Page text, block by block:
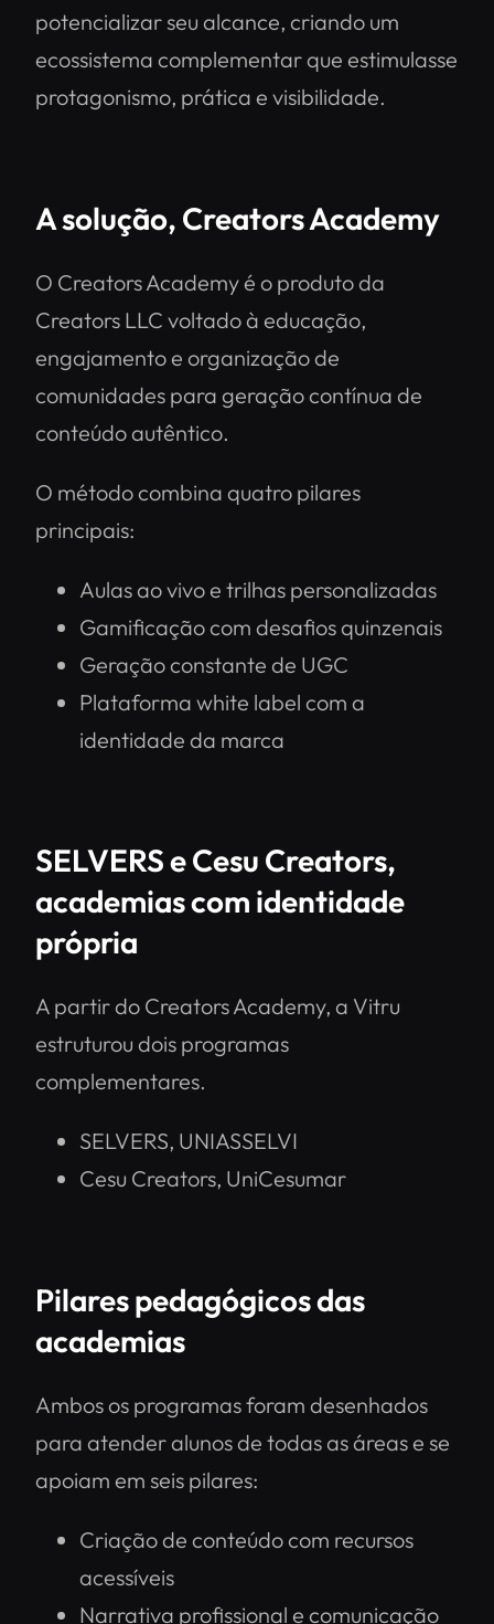
potencializar seu alcance, criando um
ecossistema complementar que estimulasse
protagonismo, prática e visibilidade.
A solução, Creators Academy
O Creators Academy é o produto da
Creators LLC voltado à educação,
engajamento e organização de
comunidades para geração contínua de
conteúdo autêntico.
O método combina quatro pilares
principais:
Aulas ao vivo e trilhas personalizadas
Gamificação com desafios quinzenais
Geração constante de UGC
Plataforma white label com a
identidade da marca
SELVERS e Cesu Creators,
academias com identidade
própria
A partir do Creators Academy, a Vitru
estruturou dois programas
complementares.
SELVERS, UNIASSELVI
Cesu Creators, UniCesumar
Pilares pedagógicos das
academias
Ambos os programas foram desenhados
para atender alunos de todas as áreas e se
apoiam em seis pilares:
Criação de conteúdo com recursos
acessíveis
Narrativa profissional e comunicação